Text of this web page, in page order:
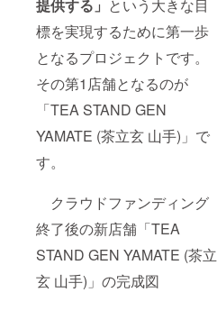
提供する」 という大きな目
標を実現するために第一歩
となるプロジェクトです。
その第1店舗となるのが
「TEA STAND GEN
YAMATE (茶立玄 山手)」で
す。
クラウドファンディング
終了後の新店舗「TEA
STAND GEN YAMATE (茶立
玄 山手)」の完成図